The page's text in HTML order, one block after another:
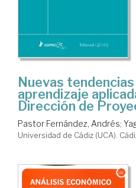
Nuevas
aprendizaje
Dirección de
Pastor Fernández, Andrés;
Universidad de Cádiz (UCA).